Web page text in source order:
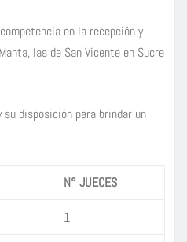
en la recepción y
las de San Vicente en Sucre
disposición para brindar un
N° JUECES
1